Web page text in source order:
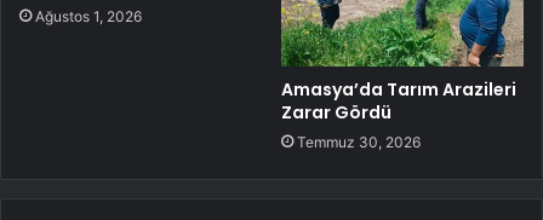
Ağustos 1, 2026
Amasya’da Tarım Arazileri
Zarar Gördü
Temmuz 30, 2026